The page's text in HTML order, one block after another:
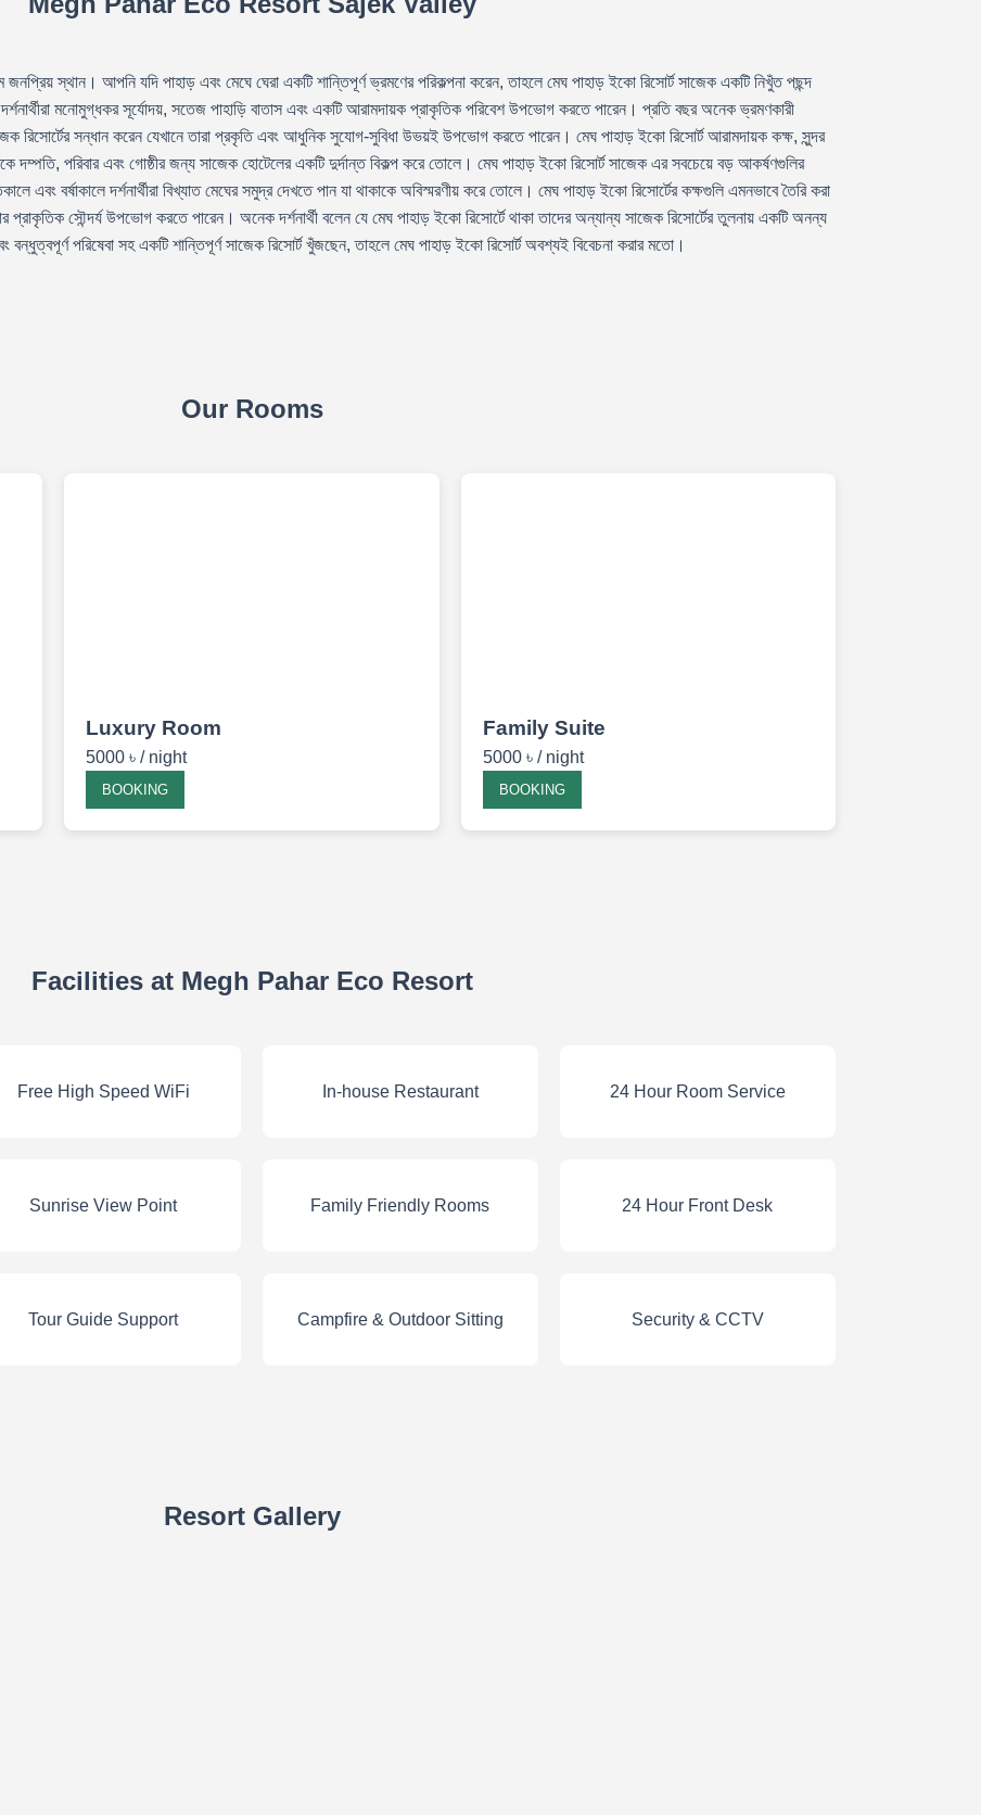
স্থান। আপনি যদি পাহাড় এবং মেঘে ঘেরা একটি শান্তিপূর্ণ ভ্রমণের পরিকল্পনা করেন, তাহলে মেঘ পাহাড় ইকো রিসোর্ট সাজেক একটি নিখুঁত পছন্দ
দর্শনার্থীরা মনোমুগ্ধকর সূর্যোদয়, সতেজ পাহাড়ি বাতাস এবং একটি আরামদায়ক প্রাকৃতিক পরিবেশ উপভোগ করতে পারেন। প্রতি বছর অনেক ভ্রমণকারী
রিসোর্টের সন্ধান করেন যেখানে তারা প্রকৃতি এবং আধুনিক সুযোগ-সুবিধা উভয়ই উপভোগ করতে পারেন। মেঘ পাহাড় ইকো রিসোর্ট আরামদায়ক কক্ষ, সুন্দর
দম্পতি, পরিবার এবং গোষ্ঠীর জন্য সাজেক হোটেলের একটি দুর্দান্ত বিকল্প করে তোলে। মেঘ পাহাড় ইকো রিসোর্ট সাজেক এর সবচেয়ে বড় আকর্ষণগুলির
এবং বর্ষাকালে দর্শনার্থীরা বিখ্যাত মেঘের সমুদ্র দেখতে পান যা থাকাকে অবিস্মরণীয় করে তোলে। মেঘ পাহাড় ইকো রিসোর্টের কক্ষগুলি এমনভাবে তৈরি করা
সৌন্দর্য উপভোগ করতে পারেন। অনেক দর্শনার্থী বলেন যে মেঘ পাহাড় ইকো রিসোর্টে থাকা তাদের অন্যান্য সাজেক রিসোর্টের তুলনায় একটি অনন্য
পরিষেবা সহ একটি শান্তিপূর্ণ সাজেক রিসোর্ট খুঁজছেন, তাহলে মেঘ পাহাড় ইকো রিসোর্ট অবশ্যই বিবেচনা করার মতো।
Our Rooms
Luxury Room
5000 ৳ / night
BOOKING
Family Suite
5000 ৳ / night
BOOKING
Facilities at Megh Pahar Eco Resort
Free High Speed WiFi In-house Restaurant 24 Hour Room Service
Sunrise View Point Family Friendly Rooms 24 Hour Front Desk
Tour Guide Support Campfire & Outdoor Sitting Security & CCTV
Resort Gallery